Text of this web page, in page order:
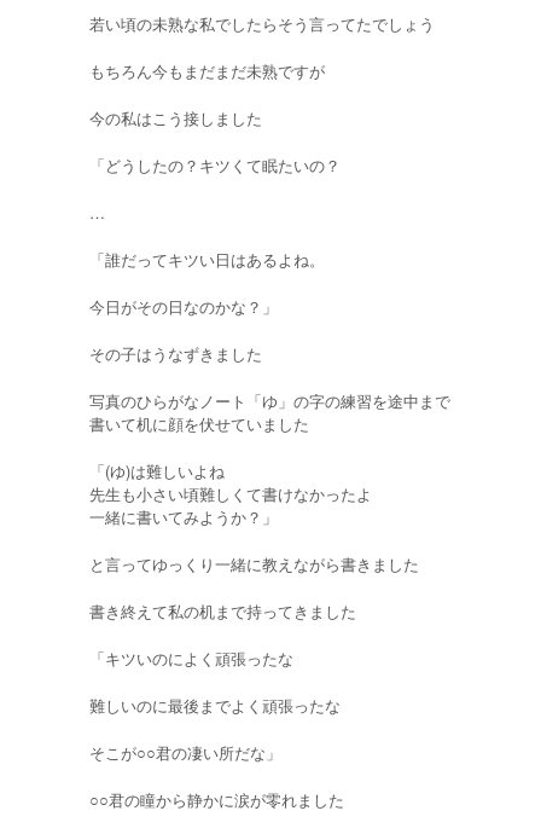
若い頃の未熟な私でしたらそう言ってたでしょう
もちろん今もまだまだ未熟ですが
今の私はこう接しました
「どうしたの？キツくて眠たいの？
…
「誰だってキツい日はあるよね。
今日がその日なのかな？」
その子はうなずきました
写真のひらがなノート「ゆ」の字の練習を途中まで
書いて机に顔を伏せていました
「(ゆ)は難しいよね
先生も小さい頃難しくて書けなかったよ
一緒に書いてみようか？」
と言ってゆっくり一緒に教えながら書きました
書き終えて私の机まで持ってきました
「キツいのによく頑張ったな
難しいのに最後までよく頑張ったな
そこが○○君の凄い所だな」
○○君の瞳から静かに涙が零れました